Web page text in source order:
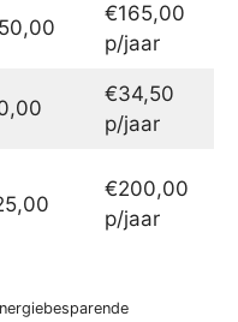
€165,00
p/jaar
€34,50
p/jaar
€200,00
p/jaar